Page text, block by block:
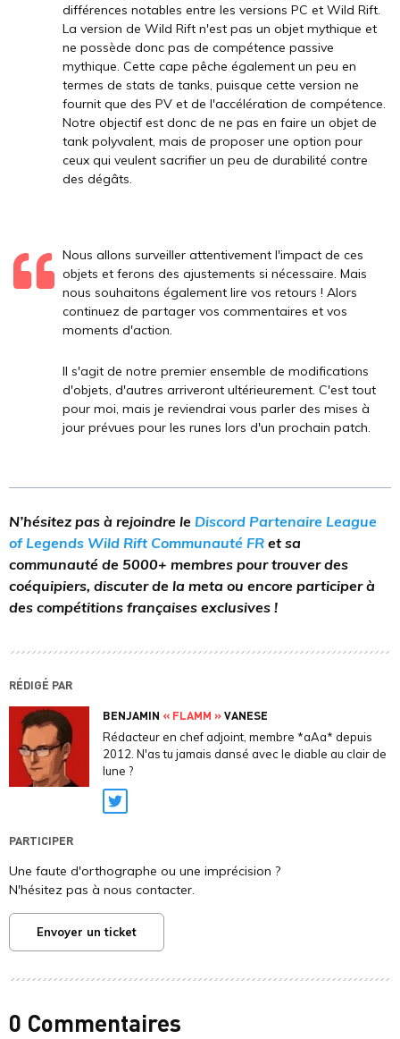
différences notables entre les versions PC et Wild Rift.
La version de Wild Rift n'est pas un objet mythique et
ne possède donc pas de compétence passive
mythique. Cette cape pêche également un peu en
termes de stats de tanks, puisque cette version ne
fournit que des PV et de l'accélération de compétence.
Notre objectif est donc de ne pas en faire un objet de
tank polyvalent, mais de proposer une option pour
ceux qui veulent sacrifier un peu de durabilité contre
des dégâts.
Nous allons surveiller attentivement l'impact de ces
objets et ferons des ajustements si nécessaire. Mais
nous souhaitons également lire vos retours ! Alors
continuez de partager vos commentaires et vos
moments d'action.
Il s'agit de notre premier ensemble de modifications
d'objets, d'autres arriveront ultérieurement. C'est tout
pour moi, mais je reviendrai vous parler des mises à
jour prévues pour les runes lors d'un prochain patch.
N’hésitez pas à rejoindre le Discord Partenaire League
of Legends Wild Rift Communauté FR et sa
communauté de 5000+ membres pour trouver des
coéquipiers, discuter de la meta ou encore participer à
des compétitions françaises exclusives !
RÉDIGÉ PAR
BENJAMIN « FLAMM »VANESE
Rédacteur en chef adjoint, membre *aAa* depuis
2012. N'as tu jamais dansé avec le diable au clair de
lune ?
Twitter
PARTICIPER
Une faute d'orthographe ou une imprécision ?
N'hésitez pas à nous contacter.
Envoyer un ticket
0 Commentaires